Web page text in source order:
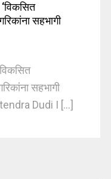
सहभागी
सहभागी
Dudi I [...]